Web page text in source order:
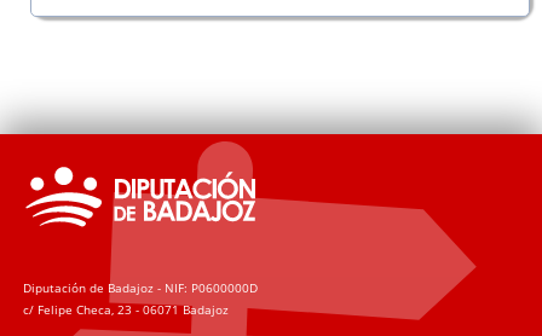
Diputación de Badajoz - NIF: P0600000D
c/ Felipe Checa, 23 - 06071 Badajoz